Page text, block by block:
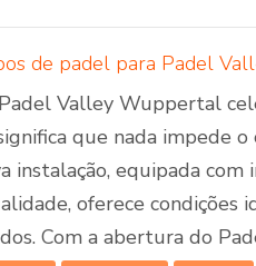
Valley Wuppertal
que nada impede
equipada com
oferece condições
Com a abertura do